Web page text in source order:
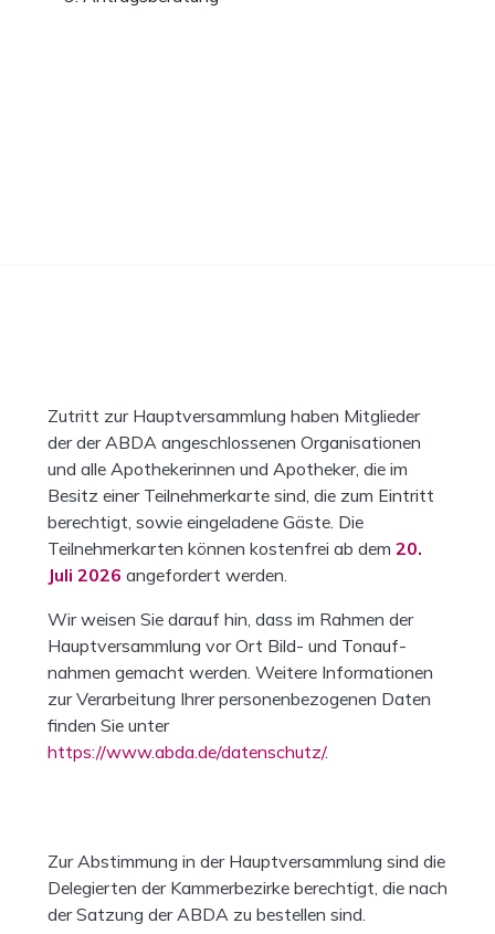
Zutritt zur Hauptversammlung haben Mitglieder
der der ABDA angeschlossenen Organisationen
und alle Apothekerinnen und Apotheker, die im
Besitz einer Teilnehmerkarte sind, die zum Eintritt
berechtigt, sowie eingeladene Gäste. Die
Teilnehmerkarten können kostenfrei ab dem 20.
Juli 2026 angefordert werden.
Wir weisen Sie darauf hin, dass im Rahmen der
Hauptversammlung vor Ort Bild- und Tonauf-
nahmen gemacht werden. Weitere Informationen
zur Verarbeitung Ihrer personenbezogenen Daten
finden Sie unter
https://www.abda.de/datenschutz/.
Zur Abstimmung in der Hauptversammlung sind die
Delegierten der Kammerbezirke berechtigt, die nach
der Satzung der ABDA zu bestellen sind.